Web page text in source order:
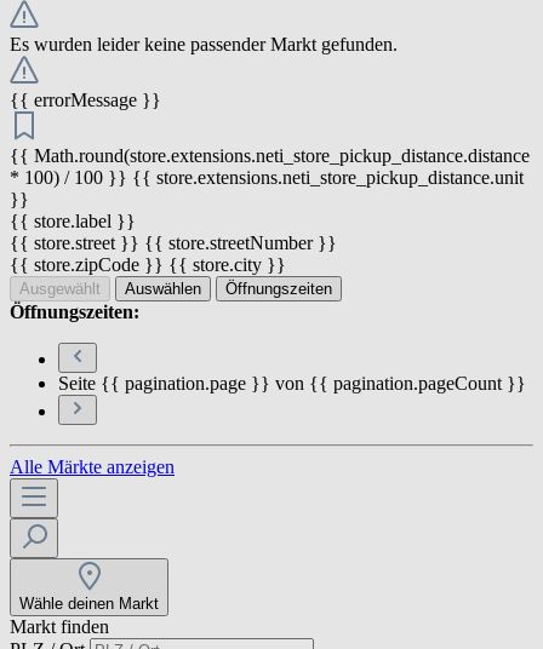
Es wurden leider keine passender Markt gefunden.
{{ errorMessage }}
{{ Math.round(store.extensions.neti_store_pickup_distance.distance
* 100) / 100 }} {{ store.extensions.neti_store_pickup_distance.unit
}}
{{ store.label }}
{{ store.street }} {{ store.streetNumber }}
{{ store.zipCode }} {{ store.city }}
Ausgewählt Auswählen Öffnungszeiten
Öffnungszeiten:
Seite {{ pagination.page }} von {{ pagination.pageCount }}
Alle Märkte anzeigen
Wähle deinen Markt
Markt finden